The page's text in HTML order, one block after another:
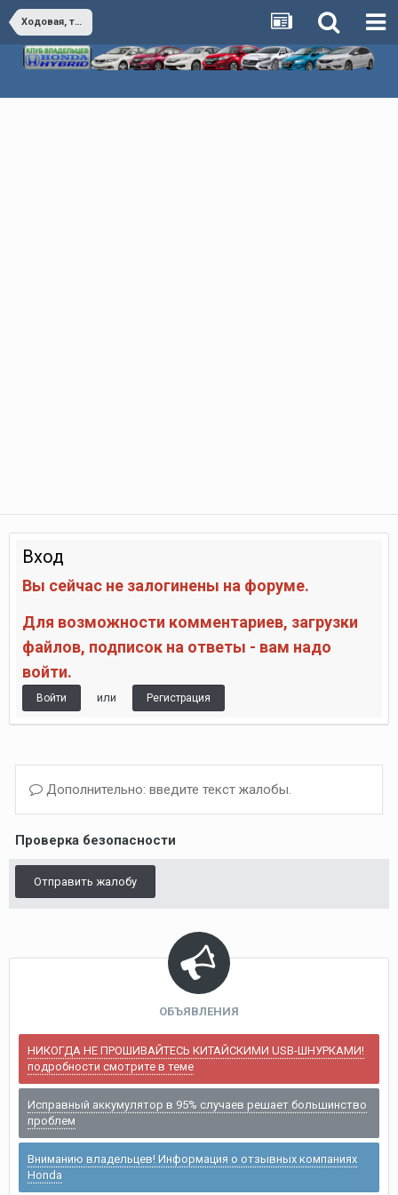
Ходовая, тормоза, управление
Вход
Вы сейчас не залогинены на форуме.
Для возможности комментариев, загрузки
файлов, подписок на ответы - вам надо
войти.
Войти или Регистрация
Дополнительно: введите текст жалобы.
Проверка безопасности
Отправить жалобу
ОБЪЯВЛЕНИЯ
НИКОГДА НЕ ПРОШИВАЙТЕСЬ КИТАЙСКИМИ USB-ШНУРКАМИ!
подробности смотрите в теме
Исправный аккумулятор в 95% случаев решает большинство
проблем
Вниманию владельцев! Информация о отзывных компаниях
Honda